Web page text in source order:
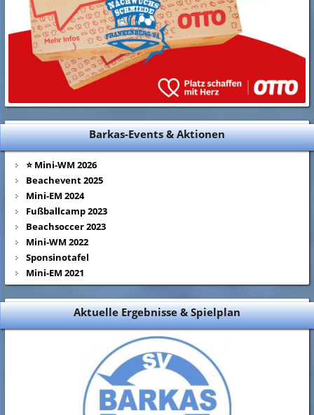
Barkas-Events & Aktionen
⭐ Mini-WM 2026
Beachevent 2025
Mini-EM 2024
Fußballcamp 2023
Beachsoccer 2023
Mini-WM 2022
Sponsinotafel
Mini-EM 2021
Aktuelle Ergebnisse & Spielplan